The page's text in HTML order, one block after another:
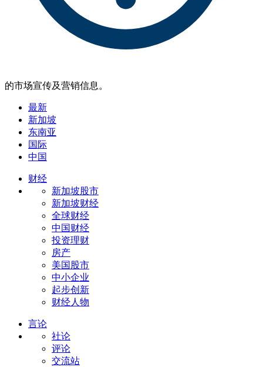
的市场宣传及营销信息。
最新
新加坡
东南亚
国际
中国
财经
新加坡股市
新加坡财经
全球财经
中国财经
投资理财
房产
美国股市
中小企业
起步创新
财经人物
言论
社论
评论
交流站